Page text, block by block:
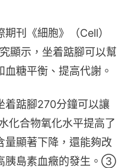
刊《細胞》（Cell）
顯示，坐着踮腳可以幫
糖平衡、提高代謝。
着踮腳270分鐘可以讓
化合物氧化水平提高了
量顯著下降，還能夠改
胰島素血癥的發生。③